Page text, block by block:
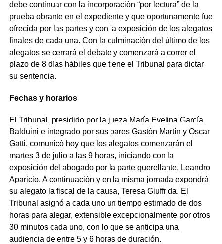
debe continuar con la incorporación “por lectura” de la
prueba obrante en el expediente y que oportunamente fue
ofrecida por las partes y con la exposición de los alegatos
finales de cada una. Con la culminación del último de los
alegatos se cerrará el debate y comenzará a correr el
plazo de 8 días hábiles que tiene el Tribunal para dictar
su sentencia.
Fechas y horarios
El Tribunal, presidido por la jueza María Evelina García
Balduini e integrado por sus pares Gastón Martín y Oscar
Gatti, comunicó hoy que los alegatos comenzarán el
martes 3 de julio a las 9 horas, iniciando con la
exposición del abogado por la parte querellante, Leandro
Aparicio. A continuación y en la misma jornada expondrá
su alegato la fiscal de la causa, Teresa Giuffrida. El
Tribunal asignó a cada uno un tiempo estimado de dos
horas para alegar, extensible excepcionalmente por otros
30 minutos cada uno, con lo que se anticipa una
audiencia de entre 5 y 6 horas de duración.